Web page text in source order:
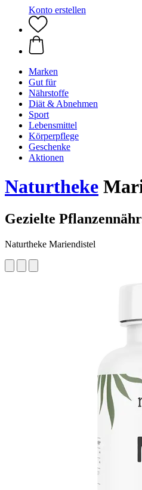
Konto erstellen
Marken
Gut für
Nährstoffe
Diät & Abnehmen
Sport
Lebensmittel
Körperpflege
Geschenke
Aktionen
Naturtheke
Gezielte
Naturtheke Mariendistel